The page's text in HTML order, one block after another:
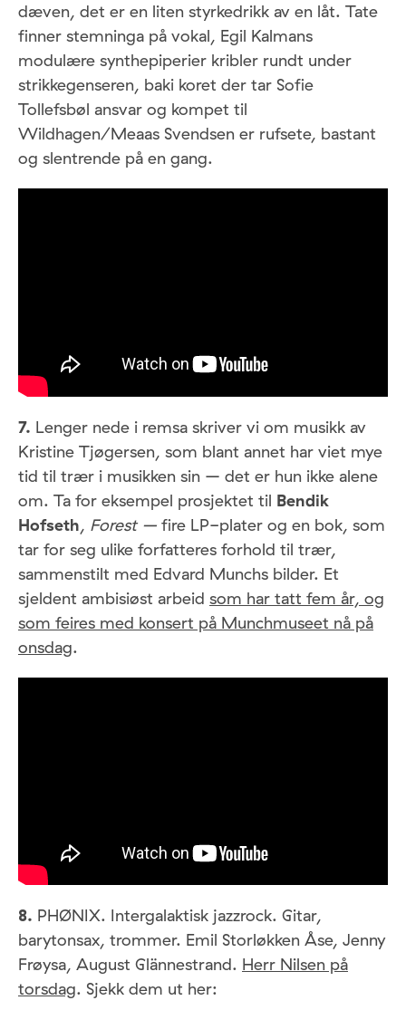
dæven, det er en liten styrkedrikk av en låt. Tate
finner stemninga på vokal, Egil Kalmans
modulære synthepiperier kribler rundt under
strikkegenseren, baki koret der tar Sofie
Tollefsbøl ansvar og kompet til
Wildhagen/Meaas Svendsen er rufsete, bastant
og slentrende på en gang.
7. Lenger nede i remsa skriver vi om musikk av
Kristine Tjøgersen, som blant annet har viet mye
tid til trær i musikken sin – det er hun ikke alene
om. Ta for eksempel prosjektet til Bendik
Hofseth, Forest – fire LP-plater og en bok, som
tar for seg ulike forfatteres forhold til trær,
sammenstilt med Edvard Munchs bilder. Et
sjeldent ambisiøst arbeid som har tatt fem år, og
som feires med konsert på Munchmuseet nå på
onsdag.
8. PHØNIX. Intergalaktisk jazzrock. Gitar,
barytonsax, trommer. Emil Storløkken Åse, Jenny
Frøysa, August Glännestrand. Herr Nilsen på
torsdag. Sjekk dem ut her: